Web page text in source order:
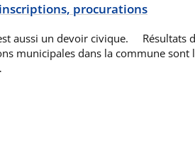
procurations
aussi un devoir civique. Résultats
municipales dans la commune sont